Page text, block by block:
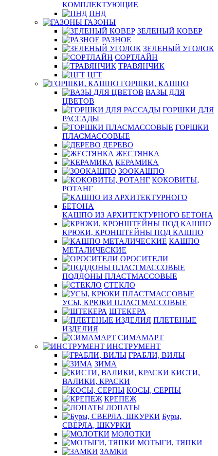
КОМПЛЕКТУЮЩИЕ
ПНД
ГАЗОНЫ
ЗЕЛЕНЫЙ КОВЕР
РАЗНОЕ
ЗЕЛЕНЫЙ УГОЛОК
СОРТЛАЙН
ТРАВЯНЧИК
ЦГТ
ГОРШКИ, КАШПО
ВАЗЫ ДЛЯ
ЦВЕТОВ
ГОРШКИ ДЛЯ
РАССАДЫ
ГОРШКИ
ПЛАСМАССОВЫЕ
ДЕРЕВО
ЖЕСТЯНКА
КЕРАМИКА
ЗООКАШПО
КОКОВИТЫ,
РОТАНГ
КАШПО ИЗ АРХИТЕКТУРНОГО БЕТОНА
КРЮКИ, КРОНШТЕЙНЫ ПОД КАШПО
КАШПО
МЕТАЛИЧЕСКИЕ
ОРОСИТЕЛИ
ПОДДОНЫ ПЛАСТМАССОВЫЕ
СТЕКЛО
УСЫ, КРЮКИ ПЛАСТМАССОВЫЕ
ШТЕКЕРА
ПЛЕТЕНЫЕ
ИЗДЕЛИЯ
СИМАМАРТ
ИНСТРУМЕНТ
ГРАБЛИ, ВИЛЫ
ЗИМА
КИСТИ,
ВАЛИКИ, КРАСКИ
КОСЫ, СЕРПЫ
КРЕПЕЖ
ЛОПАТЫ
Буры,
СВЕРЛА, ШКУРКИ
МОЛОТКИ
МОТЫГИ, ТЯПКИ
ЗАМКИ